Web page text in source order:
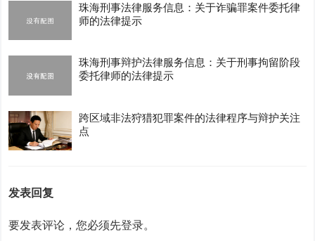
珠海刑事法律服务信息：关于诈骗罪案件委托律
师的法律提示
珠海刑事辩护法律服务信息：关于刑事拘留阶段
委托律师的法律提示
跨区域非法狩猎犯罪案件的法律程序与辩护关注
点
发表回复
要发表评论，您必须先登录。